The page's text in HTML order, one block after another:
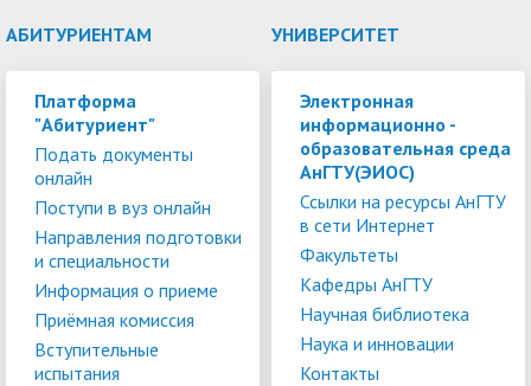
АБИТУРИЕНТАМ
Платформа
"Абитуриент"
Подать документы
онлайн
Поступи в вуз онлайн
Направления подготовки
и специальности
Информация о приеме
Приёмная комиссия
Вступительные
испытания
УНИВЕРСИТЕТ
Электронная
информационно -
образовательная среда
АнГТУ(ЭИОС)
Ссылки на ресурсы АнГТУ
в сети Интернет
Факультеты
Кафедры АнГТУ
Научная библиотека
Наука и инновации
Контакты